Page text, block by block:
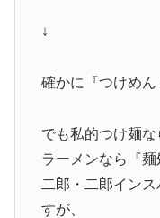
↓
確かに『つけめん
でも私的つけ麺な
ラーメンなら『
二郎・二郎イン
すが、